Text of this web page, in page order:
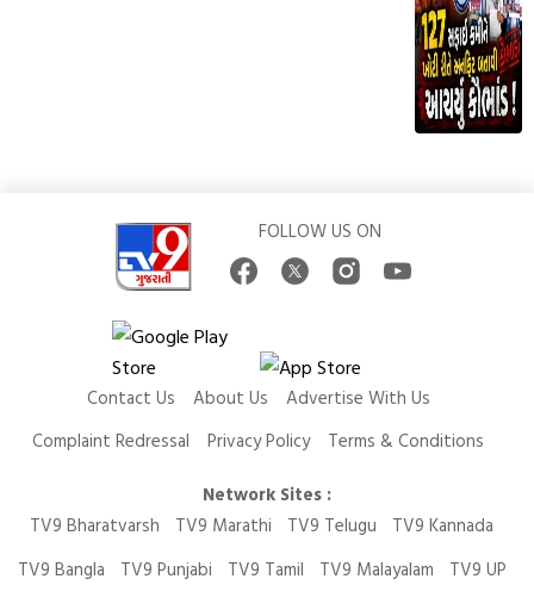
FOLLOW US ON
Contact Us About Us
Advertise With Us
Complaint Redressal
Privacy Policy
Terms & Conditions
Network Sites :
TV9 Bharatvarsh
TV9 Marathi TV9 Telugu
TV9 Kannada
TV9 Bangla
TV9 Punjabi TV9 Tamil TV9 Malayalam
TV9 UP